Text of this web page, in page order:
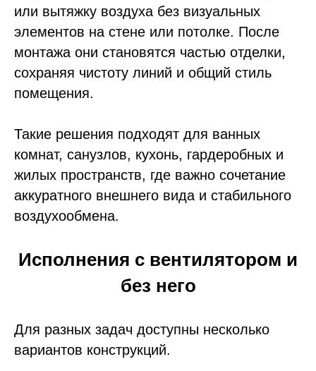
или вытяжку воздуха без визуальных
элементов на стене или потолке. После
монтажа они становятся частью отделки,
сохраняя чистоту линий и общий стиль
помещения.
Такие решения подходят для ванных
комнат, санузлов, кухонь, гардеробных и
жилых пространств, где важно сочетание
аккуратного внешнего вида и стабильного
воздухообмена.
Исполнения с вентилятором и
без него
Для разных задач доступны несколько
вариантов конструкций.